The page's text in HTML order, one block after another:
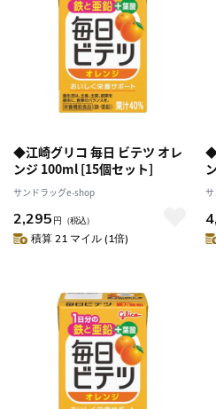
◆江崎グリコ 毎日 ビテツ オレ
ンジ 100ml [15個セット]
サンドラッグe-shop
2,295 円 （税込）
積算 21 マイル (1倍)
◆